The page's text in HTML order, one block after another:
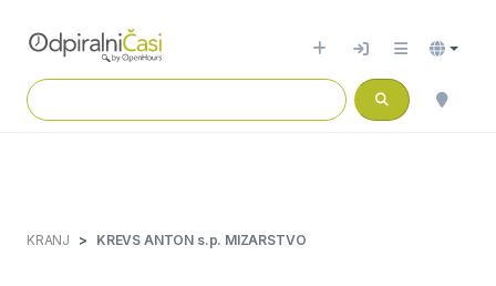
KRANJ KREVS ANTON s.p. MIZARSTVO